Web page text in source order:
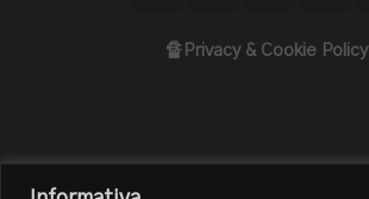
🔏Privacy & Cookie Policy